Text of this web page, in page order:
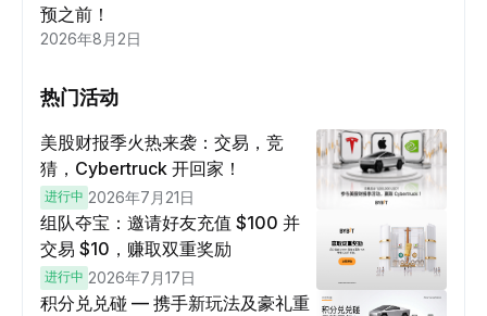
预之前！
2026年8月2日
热门活动
美股财报季火热来袭：交易，竞
猜，Cybertruck 开回家！
进行中 2026年7月21日
组队夺宝：邀请好友充值 $100 并
交易 $10，赚取双重奖励
进行中 2026年7月17日
积分兑兑碰 — 携手新玩法及豪礼重